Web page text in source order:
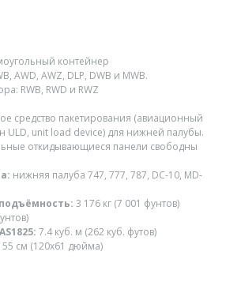
контейнер
AWD, AWZ, DLP, DWB и MWB.
RWB, RWD и RWZ
средство пакетирования (авиационный
ULD, unit load device) для нижней палубы.
откидывающиеся панели свободны
нижняя палуба 747, 777, 787, DC-10, MD-
3 176 кг (7 001 фунтов)
7.4 куб. м (262 куб. футов)
см (120x61 дюйма)